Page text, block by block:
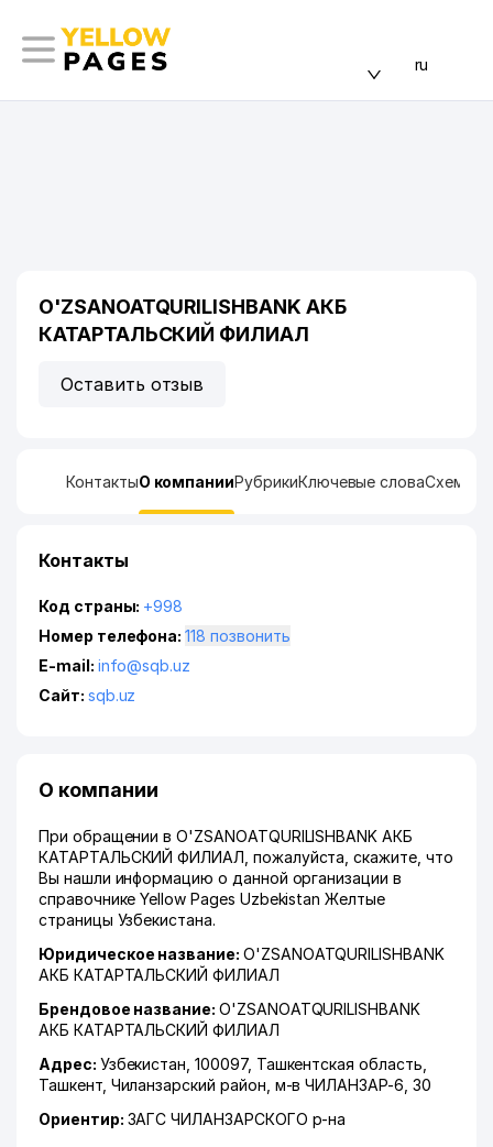
ru
O'ZSANOATQURILISHBANK АКБ
КАТАРТАЛЬСКИЙ ФИЛИАЛ
Оставить отзыв
КонтактыО компанииРубрикиКлючевые словаСхема
Контакты
Код страны: +998
Номер телефона:118 позвонить
E-mail: info@sqb.uz
Сайт: sqb.uz
О компании
При обращении в O'ZSANOATQURILISHBANK АКБ
КАТАРТАЛЬСКИЙ ФИЛИАЛ, пожалуйста, скажите, что
Вы нашли информацию о данной организации в
справочнике Yellow Pages Uzbekistan Желтые
страницы Узбекистана.
Юридическое название: O'ZSANOATQURILISHBANK
АКБ КАТАРТАЛЬСКИЙ ФИЛИАЛ
Брендовое название: O'ZSANOATQURILISHBANK
АКБ КАТАРТАЛЬСКИЙ ФИЛИАЛ
Адрес: Узбекистан, 100097, Ташкентская область
Ташкент, Чиланзарский район м-в ЧИЛАНЗАР-6 , 30
Ориентир: ЗАГС ЧИЛАНЗАРСКОГО р-на